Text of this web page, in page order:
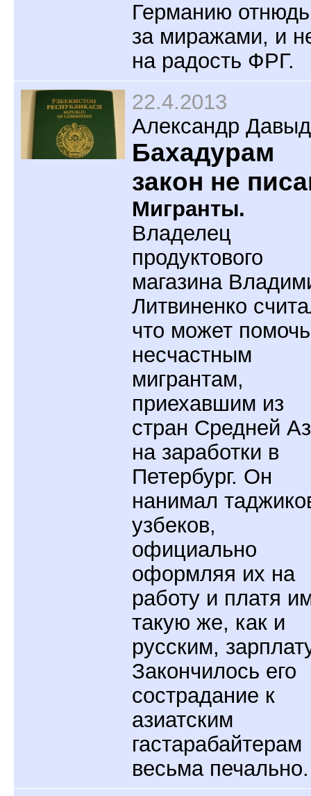
Германию
за миражами, и
на радость ФРГ.
22.4.2013
Александр
Бахадурам
закон не
Мигранты.
Владелец
продуктового
магазина
Литвиненко
что может помочь
несчастным
мигрантам,
приехавшим из
стран Средней
на заработки в
Петербург. Он
нанимал
узбеков,
официально
оформляя их на
работу и платя
такую же, как и
русским,
Закончилось его
сострадание к
азиатским
гастарабайтерам
весьма печально.